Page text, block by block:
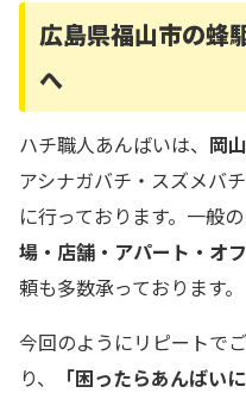
広島県福山市の蜂
へ
ハチ職人あんばいは、 岡
アシナガバチ・スズメバ
に行っております。一般
場・店舗・アパート・オ
頼も多数承っております。
今回のようにリピートで
り、
「困ったらあんばい